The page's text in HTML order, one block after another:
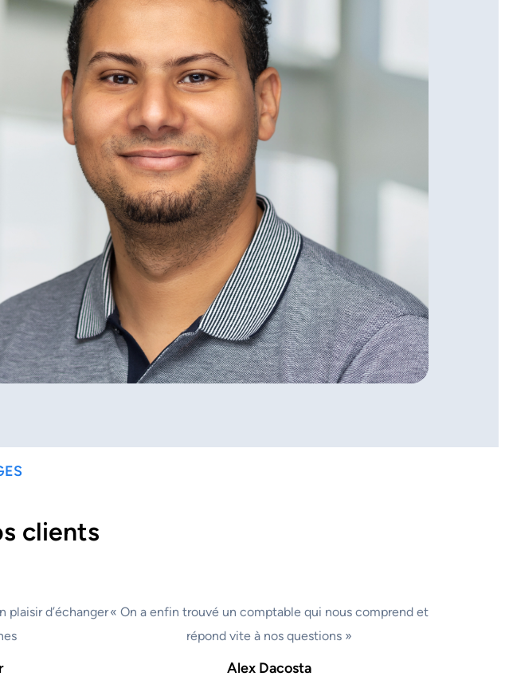
clients
plaisir d’échanger« On a enfin trouvé un comptable qui nous comprend et
répond vite à nos questions »
Alex Dacosta